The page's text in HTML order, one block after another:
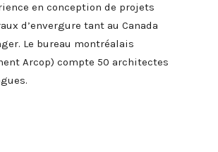
en conception de projets
d’envergure tant au Canada
Le bureau montréalais
Arcop) compte 50 architectes